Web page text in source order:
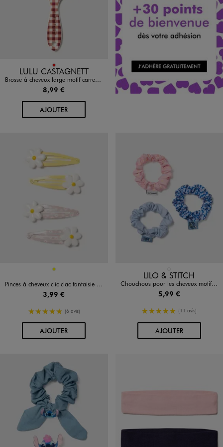
Disponible en 1 coloris
ROUGE
LULU CASTAGNETT
Brosse à cheveux large motif carreaux - LuluCastagnette
8,99 €
AJOUTERAU PANIER
Disponible en 1 coloris
JAUNE
Pinces à cheveux clic clac fantaisie (lot de 4)
3,99 €
5/5 de moyenne
(6 avis)
AJOUTERAU PANIER
Disponible en 1 coloris
LILO & STITCH
Chouchous pour les cheveux motifs Stitch fille (lot de 3) - Disney
5,99 €
5/5 de moyenne
(11 avis)
AJOUTERAU PANIER